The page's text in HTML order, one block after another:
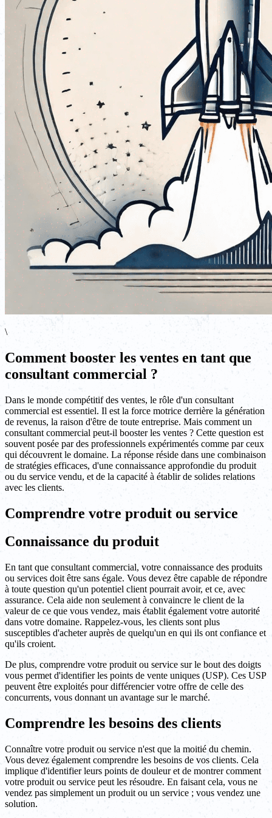
\
Comment booster les ventes en tant que
consultant commercial ?
Dans le monde compétitif des ventes, le rôle d'un consultant
commercial est essentiel. Il est la force motrice derrière la génération
de revenus, la raison d'être de toute entreprise. Mais comment un
consultant commercial peut-il booster les ventes ? Cette question est
souvent posée par des professionnels expérimentés comme par ceux
qui découvrent le domaine. La réponse réside dans une combinaison
de stratégies efficaces, d'une connaissance approfondie du produit
ou du service vendu, et de la capacité à établir de solides relations
avec les clients.
Comprendre votre produit ou service
Connaissance du produit
En tant que consultant commercial, votre connaissance des produits
ou services doit être sans égale. Vous devez être capable de répondre
à toute question qu'un potentiel client pourrait avoir, et ce, avec
assurance. Cela aide non seulement à convaincre le client de la
valeur de ce que vous vendez, mais établit également votre autorité
dans votre domaine. Rappelez-vous, les clients sont plus
susceptibles d'acheter auprès de quelqu'un en qui ils ont confiance et
qu'ils croient.
De plus, comprendre votre produit ou service sur le bout des doigts
vous permet d'identifier les points de vente uniques (USP). Ces USP
peuvent être exploités pour différencier votre offre de celle des
concurrents, vous donnant un avantage sur le marché.
Comprendre les besoins des clients
Connaître votre produit ou service n'est que la moitié du chemin.
Vous devez également comprendre les besoins de vos clients. Cela
implique d'identifier leurs points de douleur et de montrer comment
votre produit ou service peut les résoudre. En faisant cela, vous ne
vendez pas simplement un produit ou un service ; vous vendez une
solution.